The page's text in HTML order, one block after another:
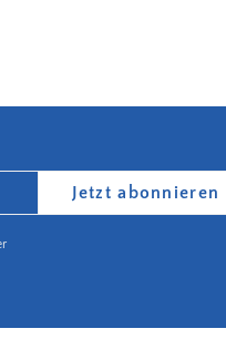
Jetzt abonnieren